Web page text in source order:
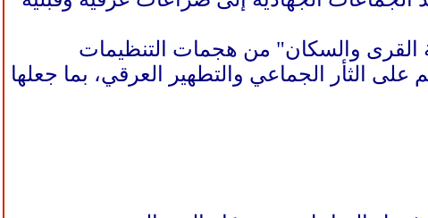
القرى والسكان" من هجمات التنظيمات
على الثأر الجماعي والتطهير العرقي، بما جعلها